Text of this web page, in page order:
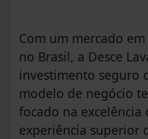
Com um mercado
no Brasil, a Desce
investimento seguro
modelo de negócio
focado na excelência
experiência superior